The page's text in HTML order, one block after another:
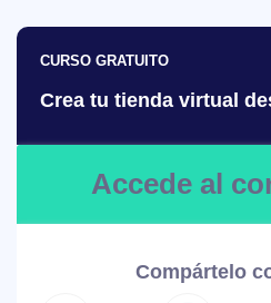
CURSO GRATUITO
Crea tu tienda virtual
Accede al
Compártelo